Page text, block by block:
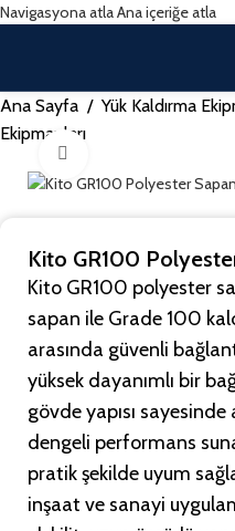
Navigasyona atlaAna içeriğe atla
Ana Sayfa / Yük Kaldırma
Ekipmanları
Kito GR100
Kito GR100 polyester
sapan ile Grade 100
arasında güvenli
yüksek dayanımlı bir
gövde yapısı sayesinde
dengeli performans
pratik şekilde uyum
inşaat ve sanayi